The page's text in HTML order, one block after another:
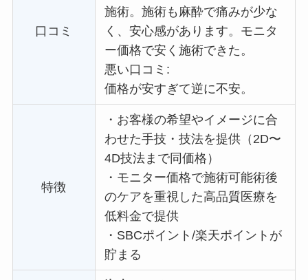
口コミ
施術。施術も麻酔で痛みが少な
く、安心感があります。 モニタ
ー価格で安く施術できた。
悪い口コミ:
価格が安すぎて逆に不安。
特徴
・ お客様の希望やイメージに合
わせた手技・技法を提供（2D〜
4D技法まで同価格）
・ モニター価格で施術可能術後
のケアを重視した高品質医療を
低料金で提供
・ SBCポイント/楽天ポイントが
貯まる